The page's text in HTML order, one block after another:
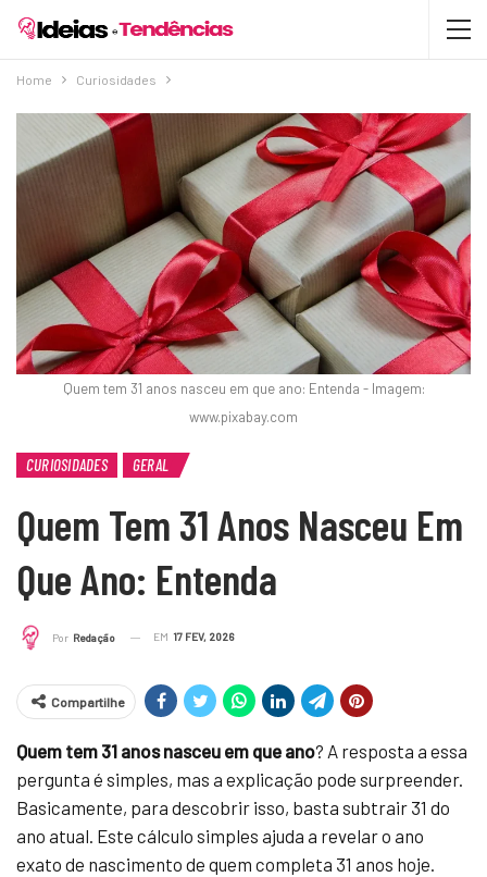
Home Curiosidades
Quem tem 31 anos nasceu em que ano: Entenda - Imagem:
www.pixabay.com
CURIOSIDADES GERAL
Quem Tem 31 Anos Nasceu Em
Que Ano: Entenda
Por Redação EM 17 FEV, 2026
Compartilhe
Quem tem 31 anos nasceu em que ano? A resposta a essa
pergunta é simples, mas a explicação pode surpreender.
Basicamente, para descobrir isso, basta subtrair 31 do
ano atual. Este cálculo simples ajuda a revelar o ano
exato de nascimento de quem completa 31 anos hoje.